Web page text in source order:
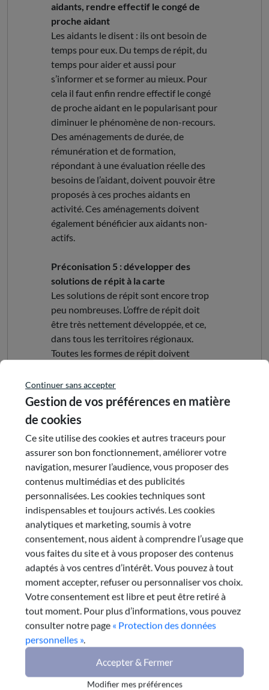
aidants, rendre effectif le congé de
proche aidant
Les aidants le disent : ils ont besoin de
temps pour eux. Du temps de répit, du
temps pour aider et aussi pour
s’informer et se former au mieux. Pour
cela il faut enfin rendre effectif le congé
de proche aidant en le popularisant pour
diminuer le phénomène de non-recours.
Des aménagements de durée, de
rémunération et de formation,
répondant à une évaluation réelle des
besoins de l’aidant, doivent pouvoir être
proposés à ces proches aidants en
activité. Ces aménagements doivent
également bénéficier aux aidants non-
actifs.
Préconisation 5 : développer des
solutions de répit à la carte
Les solutions de répit sont encore trop
peu nombreuses. L’offre de répit doit
être très nettement développée, et ce,
dans tous les territoires régionaux.
Toutes les formes de répit doivent
soutien à toutes les initiatives nécessite
d’être effectif afin que chacune d’entre
elles puisse bâtir une offre décloisonnée
et à la carte, condition nécessaire pour
que le dispositif rencontre son public.
Des efforts devront être faits pour que
les dispositifs de répit puissent être
également ouverts aux aidants des
personnes ayant des pathologies
psychiatriques ou des troubles du
comportement
Préconisation 6 : proposer des soutiens
et actions individuelles
L’État et l’ensemble des financeurs, via la
Conférence des financeurs, doivent
proposer aux aidants des actions
individuelles et pas seulement
collectives car ces actions individuelles
d’aide à l’aidant sont les seules qui leur
dégagent du temps.
Continuer sans accepter
Gestion de vos préférences en matière
de cookies
Ce site utilise des cookies et autres traceurs pour
assurer son bon fonctionnement, améliorer votre
navigation, mesurer l’audience, vous proposer des
contenus multimédias et des publicités
personnalisées. Les cookies techniques sont
indispensables et toujours activés. Les cookies
analytiques et marketing, soumis à votre
consentement, nous aident à comprendre l’usage que
vous faites du site et à vous proposer des contenus
adaptés à vos centres d’intérêt. Vous pouvez à tout
moment accepter, refuser ou personnaliser vos choix.
Votre consentement est libre et peut être retiré à
tout moment. Pour plus d’informations, vous pouvez
consulter notre page « Protection des données
personnelles ».
Accepter & Fermer
Modifier mes préférences